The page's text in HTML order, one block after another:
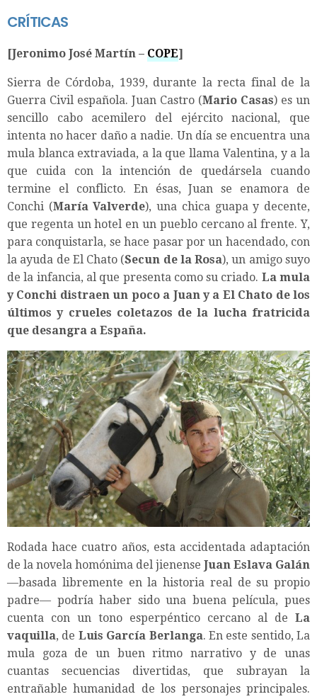
CRÍTICAS
[Jeronimo José Martín – COPE]
Sierra de Córdoba, 1939, durante la recta final de la
Guerra Civil española. Juan Castro (Mario Casas) es un
sencillo cabo acemilero del ejército nacional, que
intenta no hacer daño a nadie. Un día se encuentra una
mula blanca extraviada, a la que llama Valentina, y a la
que cuida con la intención de quedársela cuando
termine el conflicto. En ésas, Juan se enamora de
Conchi (María Valverde), una chica guapa y decente,
que regenta un hotel en un pueblo cercano al frente. Y,
para conquistarla, se hace pasar por un hacendado, con
la ayuda de El Chato (Secun de la Rosa), un amigo suyo
de la infancia, al que presenta como su criado. La mula
y Conchi distraen un poco a Juan y a El Chato de los
últimos y crueles coletazos de la lucha fratricida
que desangra a España.
Rodada hace cuatro años, esta accidentada adaptación
de la novela homónima del jienense Juan Eslava Galán
—basada libremente en la historia real de su propio
padre— podría haber sido una buena película, pues
cuenta con un tono esperpéntico cercano al de La
vaquilla, de Luis García Berlanga. En este sentido, La
mula goza de un buen ritmo narrativo y de unas
cuantas secuencias divertidas, que subrayan la
entrañable humanidad de los personajes principales.